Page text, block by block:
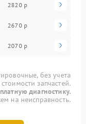
2820 р
2670 р
2070 р
без учета
стоимости запчастей.
диагностику.
на неисправность.